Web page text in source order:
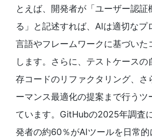
とえば、開発者が「ユーザー認証
る」と記述すれば、AIは適切なプ
言語やフレームワークに基づいた
します。さらに、テストケースの
存コードのリファクタリング、さ
ーマンス最適化の提案まで行うツ
ています。GitHubの2025年調査
発者の約60％がAIツールを日常的